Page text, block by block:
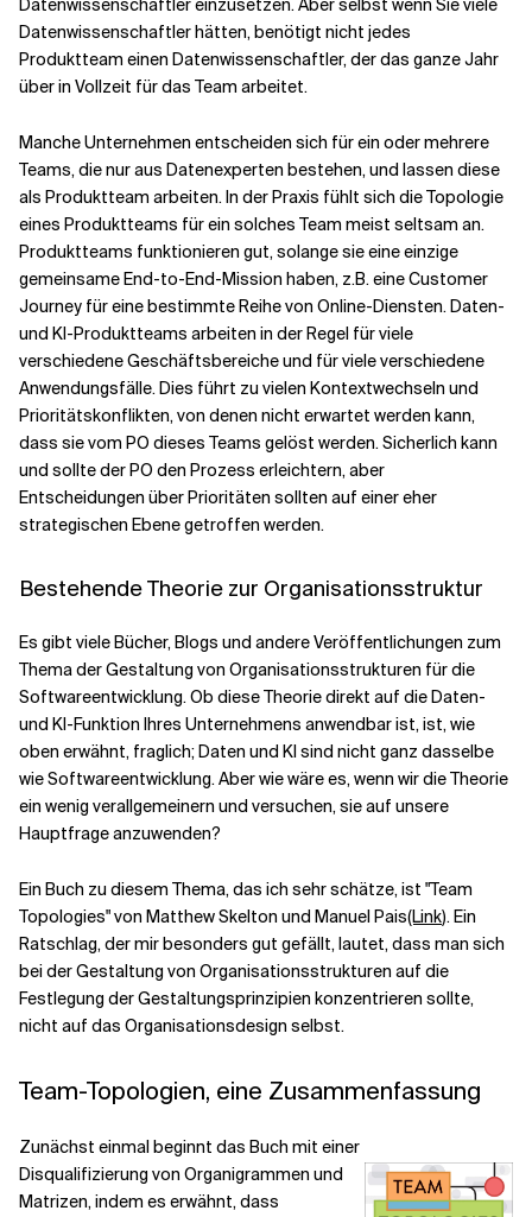
Datenwissenschaftler einzusetzen. Aber selbst wenn Sie viele
Datenwissenschaftler hätten, benötigt nicht jedes
Produktteam einen Datenwissenschaftler, der das ganze Jahr
über in Vollzeit für das Team arbeitet.
Manche Unternehmen entscheiden sich für ein oder mehrere
Teams, die nur aus Datenexperten bestehen, und lassen diese
als Produktteam arbeiten. In der Praxis fühlt sich die Topologie
eines Produktteams für ein solches Team meist seltsam an.
Produktteams funktionieren gut, solange sie eine einzige
gemeinsame End-to-End-Mission haben, z.B. eine Customer
Journey für eine bestimmte Reihe von Online-Diensten. Daten-
und KI-Produktteams arbeiten in der Regel für viele
verschiedene Geschäftsbereiche und für viele verschiedene
Anwendungsfälle. Dies führt zu vielen Kontextwechseln und
Prioritätskonflikten, von denen nicht erwartet werden kann,
dass sie vom PO dieses Teams gelöst werden. Sicherlich kann
und sollte der PO den Prozess erleichtern, aber
Entscheidungen über Prioritäten sollten auf einer eher
strategischen Ebene getroffen werden.
Bestehende Theorie zur Organisationsstruktur
Es gibt viele Bücher, Blogs und andere Veröffentlichungen zum
Thema der Gestaltung von Organisationsstrukturen für die
Softwareentwicklung. Ob diese Theorie direkt auf die Daten-
und KI-Funktion Ihres Unternehmens anwendbar ist, ist, wie
oben erwähnt, fraglich; Daten und KI sind nicht ganz dasselbe
wie Softwareentwicklung. Aber wie wäre es, wenn wir die Theorie
ein wenig verallgemeinern und versuchen, sie auf unsere
Hauptfrage anzuwenden?
Ein Buch zu diesem Thema, das ich sehr schätze, ist "Team
Topologies" von Matthew Skelton und Manuel Pais(Link). Ein
Ratschlag, der mir besonders gut gefällt, lautet, dass man sich
bei der Gestaltung von Organisationsstrukturen auf die
Festlegung der Gestaltungsprinzipien konzentrieren sollte,
nicht auf das Organisationsdesign selbst.
Team-Topologien, eine Zusammenfassung
Zunächst einmal beginnt das Buch mit einer
Disqualifizierung von Organigrammen und
Matrizen, indem es erwähnt, dass